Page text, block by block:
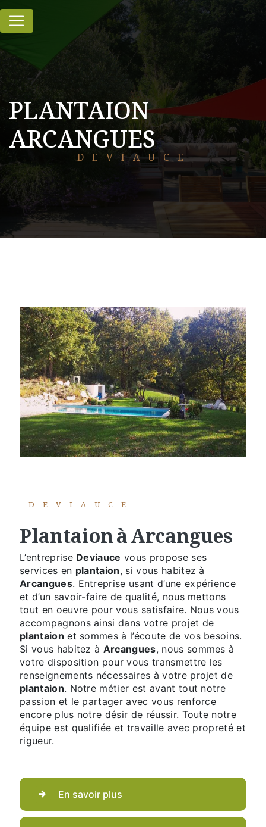
PLANTAION
ARCANGUES
DEVIAUCE
DEVIAUCE
plantaion à Arcangues
L’entreprise Deviauce vous propose ses
services en plantaion, si vous habitez à
Arcangues. Entreprise usant d’une expérience
et d’un savoir-faire de qualité, nous mettons
tout en oeuvre pour vous satisfaire. Nous vous
accompagnons ainsi dans votre projet de
plantaion et sommes à l’écoute de vos besoins.
Si vous habitez à Arcangues, nous sommes à
votre disposition pour vous transmettre les
renseignements nécessaires à votre projet de
plantaion. Notre métier est avant tout notre
passion et le partager avec vous renforce
encore plus notre désir de réussir. Toute notre
équipe est qualifiée et travaille avec propreté et
rigueur.
En savoir plus
Panneau de gestion des cookies